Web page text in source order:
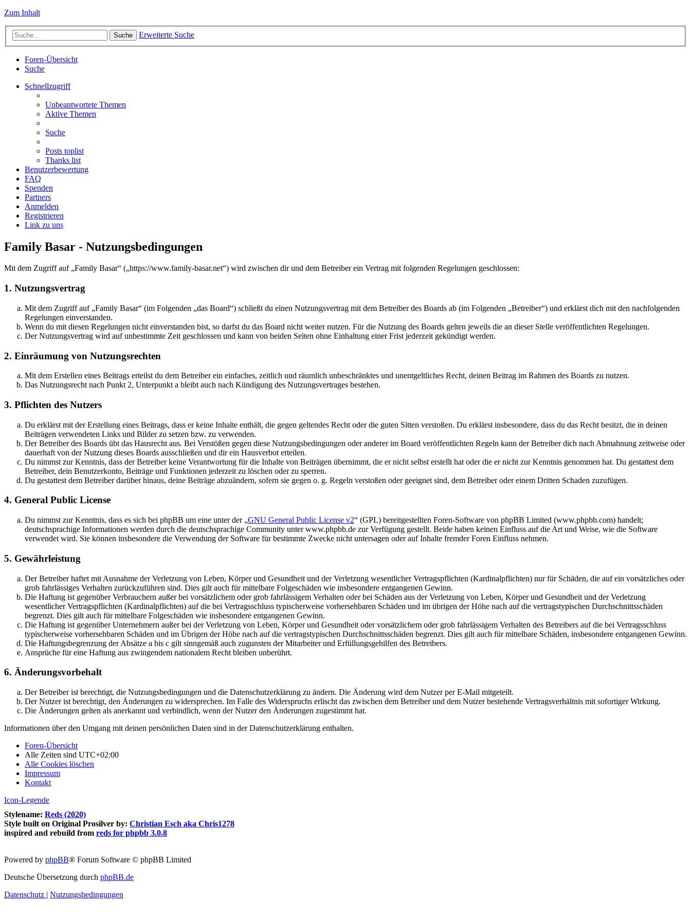
Zum Inhalt
Suche Erweiterte Suche
Foren-Übersicht
Suche
Schnellzugriff
Unbeantwortete Themen
Aktive Themen
Suche
Posts toplist
Thanks list
Benutzerbewertung
FAQ
Spenden
Partners
Anmelden
Registrieren
Link zu uns
Family Basar - Nutzungsbedingungen
Mit dem Zugriff auf „Family Basar“ („https://www.family-basar.net“) wird zwischen dir und dem Betreiber ein Vertrag mit folgenden Regelungen geschlossen:
1. Nutzungsvertrag
Mit dem Zugriff auf „Family Basar“ (im Folgenden „das Board“) schließt du einen Nutzungsvertrag mit dem Betreiber des Boards ab (im Folgenden „Betreiber“) und erklärst dich mit den nachfolgenden
Regelungen einverstanden.
Wenn du mit diesen Regelungen nicht einverstanden bist, so darfst du das Board nicht weiter nutzen. Für die Nutzung des Boards gelten jeweils die an dieser Stelle veröffentlichten Regelungen.
Der Nutzungsvertrag wird auf unbestimmte Zeit geschlossen und kann von beiden Seiten ohne Einhaltung einer Frist jederzeit gekündigt werden.
2. Einräumung von Nutzungsrechten
Mit dem Erstellen eines Beitrags erteilst du dem Betreiber ein einfaches, zeitlich und räumlich unbeschränktes und unentgeltliches Recht, deinen Beitrag im Rahmen des Boards zu nutzen.
Das Nutzungsrecht nach Punkt 2, Unterpunkt a bleibt auch nach Kündigung des Nutzungsvertrages bestehen.
3. Pflichten des Nutzers
Du erklärst mit der Erstellung eines Beitrags, dass er keine Inhalte enthält, die gegen geltendes Recht oder die guten Sitten verstoßen. Du erklärst insbesondere, dass du das Recht besitzt, die in deinen
Beiträgen verwendeten Links und Bilder zu setzen bzw. zu verwenden.
Der Betreiber des Boards übt das Hausrecht aus. Bei Verstößen gegen diese Nutzungsbedingungen oder anderer im Board veröffentlichten Regeln kann der Betreiber dich nach Abmahnung zeitweise oder
dauerhaft von der Nutzung dieses Boards ausschließen und dir ein Hausverbot erteilen.
Du nimmst zur Kenntnis, dass der Betreiber keine Verantwortung für die Inhalte von Beiträgen übernimmt, die er nicht selbst erstellt hat oder die er nicht zur Kenntnis genommen hat. Du gestattest dem
Betreiber, dein Benutzerkonto, Beiträge und Funktionen jederzeit zu löschen oder zu sperren.
Du gestattest dem Betreiber darüber hinaus, deine Beiträge abzuändern, sofern sie gegen o. g. Regeln verstoßen oder geeignet sind, dem Betreiber oder einem Dritten Schaden zuzufügen.
4. General Public License
Du nimmst zur Kenntnis, dass es sich bei phpBB um eine unter der „GNU General Public License v2“ (GPL) bereitgestellten Foren-Software von phpBB Limited (www.phpbb.com) handelt;
deutschsprachige Informationen werden durch die deutschsprachige Community unter www.phpbb.de zur Verfügung gestellt. Beide haben keinen Einfluss auf die Art und Weise, wie die Software
verwendet wird. Sie können insbesondere die Verwendung der Software für bestimmte Zwecke nicht untersagen oder auf Inhalte fremder Foren Einfluss nehmen.
5. Gewährleistung
Der Betreiber haftet mit Ausnahme der Verletzung von Leben, Körper und Gesundheit und der Verletzung wesentlicher Vertragspflichten (Kardinalpflichten) nur für Schäden, die auf ein vorsätzliches oder
grob fahrlässiges Verhalten zurückzuführen sind. Dies gilt auch für mittelbare Folgeschäden wie insbesondere entgangenen Gewinn.
Die Haftung ist gegenüber Verbrauchern außer bei vorsätzlichem oder grob fahrlässigem Verhalten oder bei Schäden aus der Verletzung von Leben, Körper und Gesundheit und der Verletzung
wesentlicher Vertragspflichten (Kardinalpflichten) auf die bei Vertragsschluss typischerweise vorhersehbaren Schäden und im übrigen der Höhe nach auf die vertragstypischen Durchschnittsschäden
begrenzt. Dies gilt auch für mittelbare Folgeschäden wie insbesondere entgangenen Gewinn.
Die Haftung ist gegenüber Unternehmern außer bei der Verletzung von Leben, Körper und Gesundheit oder vorsätzlichem oder grob fahrlässigem Verhalten des Betreibers auf die bei Vertragsschluss
typischerweise vorhersehbaren Schäden und im Übrigen der Höhe nach auf die vertragstypischen Durchschnittsschäden begrenzt. Dies gilt auch für mittelbare Schäden, insbesondere entgangenen Gewinn.
Die Haftungsbegrenzung der Absätze a bis c gilt sinngemäß auch zugunsten der Mitarbeiter und Erfüllungsgehilfen des Betreibers.
Ansprüche für eine Haftung aus zwingendem nationalem Recht bleiben unberührt.
6. Änderungsvorbehalt
Der Betreiber ist berechtigt, die Nutzungsbedingungen und die Datenschutzerklärung zu ändern. Die Änderung wird dem Nutzer per E-Mail mitgeteilt.
Der Nutzer ist berechtigt, den Änderungen zu widersprechen. Im Falle des Widerspruchs erlischt das zwischen dem Betreiber und dem Nutzer bestehende Vertragsverhältnis mit sofortiger Wirkung.
Die Änderungen gelten als anerkannt und verbindlich, wenn der Nutzer den Änderungen zugestimmt hat.
Informationen über den Umgang mit deinen persönlichen Daten sind in der Datenschutzerklärung enthalten.
Foren-Übersicht
Alle Zeiten sind UTC+02:00
Alle Cookies löschen
Impressum
Kontakt
Icon-Legende
Stylename: Reds (2020)
Style built on Original Prosilver by: Christian Esch aka Chris1278
inspired and rebuild from reds for phpbb 3.0.8
Powered by phpBB® Forum Software © phpBB Limited
Deutsche Übersetzung durch phpBB.de
Datenschutz | Nutzungsbedingungen